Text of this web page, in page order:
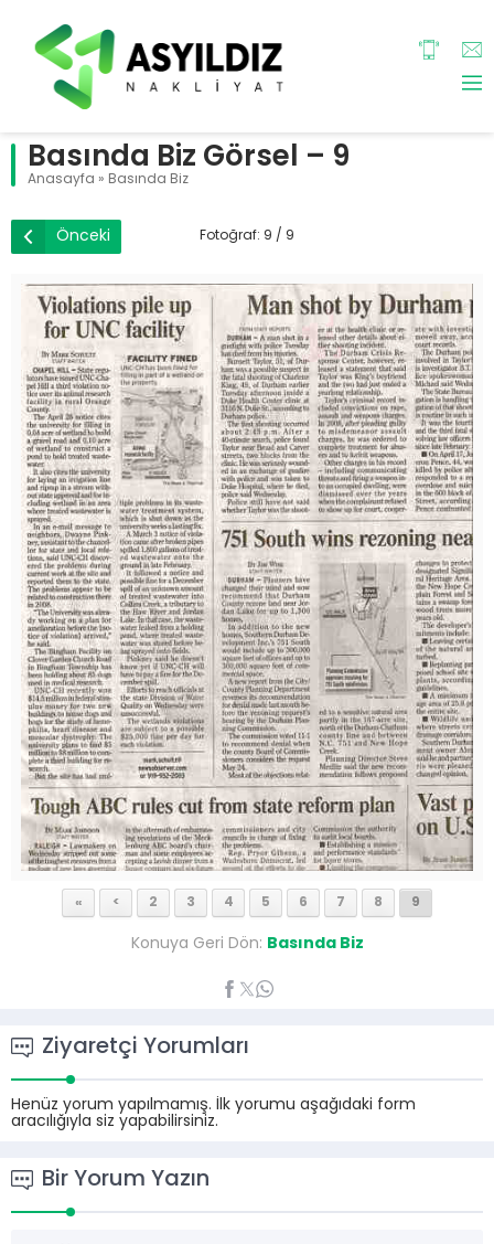
Basında Biz Görsel – 9
Anasayfa » Basında Biz
Önceki Fotoğraf: 9 / 9
« < 2 3 4 5 6 7 8 9
Konuya Geri Dön: Basında Biz
Ziyaretçi Yorumları
Henüz yorum yapılmamış. İlk yorumu aşağıdaki form
aracılığıyla siz yapabilirsiniz.
Bir Yorum Yazın